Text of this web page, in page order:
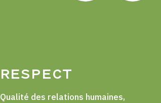
RESPECT
Qualité des relations humaines,